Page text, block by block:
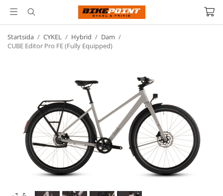
Startsida / CYKEL / Hybrid / Dam /
CUBE Editor Pro FE (Fully Equipped)